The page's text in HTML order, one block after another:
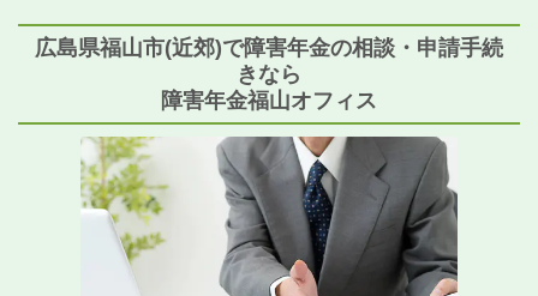
広島県福山市(近郊)で障害年金の相談・申請手続
きなら
障害年金福山オフィス